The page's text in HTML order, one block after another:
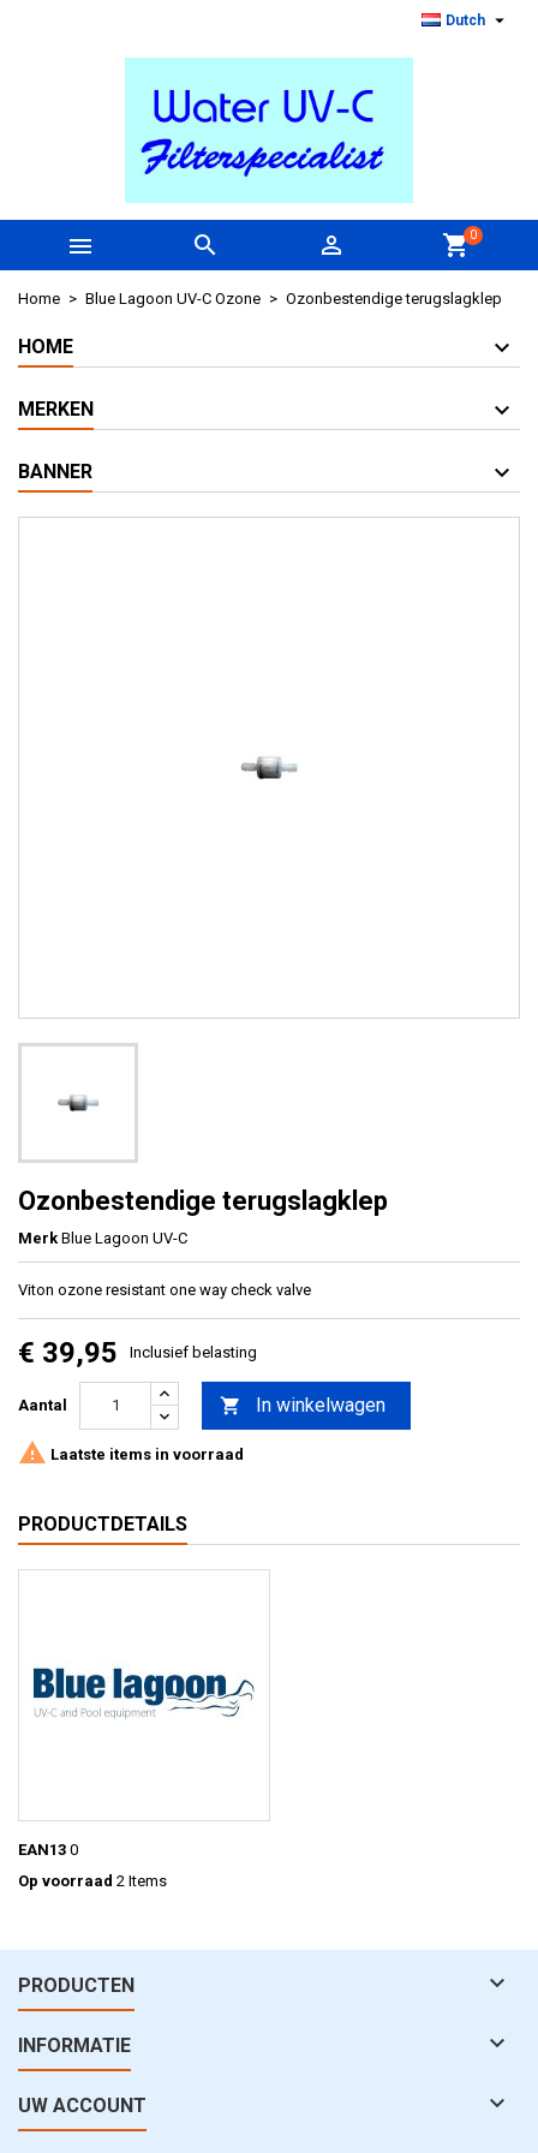
Dutch 
   shopping_cart0
Home Blue Lagoon UV-C Ozone Ozonbestendige terugslagklep
HOME
MERKEN
BANNER
Ozonbestendige terugslagklep
Merk Blue Lagoon UV-C
Viton ozone resistant one way check valve
€ 39,95 Inclusief belasting
Aantal  In winkelwagen
 Laatste items in voorraad
PRODUCTDETAILS
EAN13 0
Op voorraad 2 Items
PRODUCTEN 
INFORMATIE 
UW ACCOUNT 